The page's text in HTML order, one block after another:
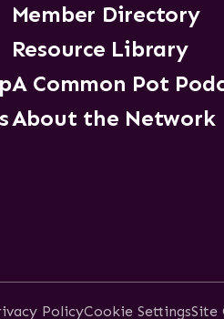
Member Directory
Resource Library
A Common Pot
About the Network
PolicyCookie SettingsSite